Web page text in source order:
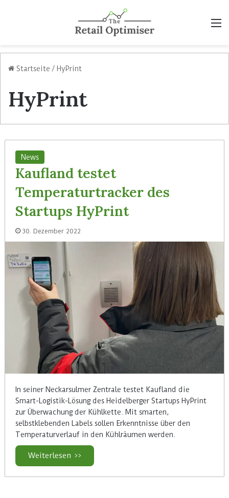
Startseite / HyPrint
HyPrint
News
Kaufland testet
Temperaturtracker des
Startups HyPrint
30. Dezember 2022
In seiner Neckarsulmer Zentrale testet Kaufland die
Smart-Logistik-Lösung des Heidelberger Startups HyPrint
zur Überwachung der Kühlkette. Mit smarten,
selbstklebenden Labels sollen Erkenntnisse über den
Temperaturverlauf in den Kühlräumen werden.
Weiterlesen >>